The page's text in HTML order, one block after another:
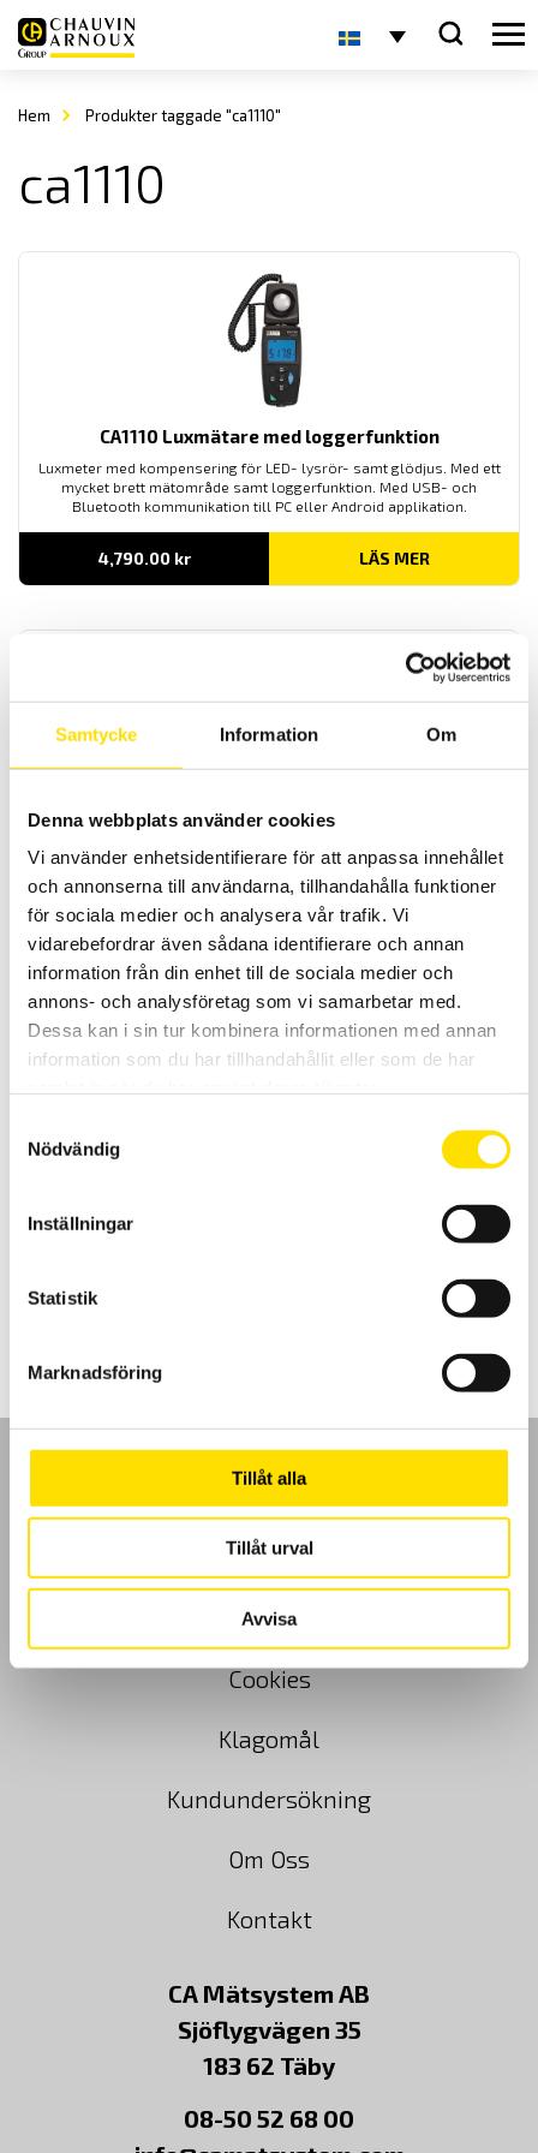
Samtycke Information Om
Denna webbplats använder cookies
Vi använder enhetsidentifierare för att anpassa innehållet
och annonserna till användarna, tillhandahålla funktioner
för sociala medier och analysera vår trafik. Vi
vidarebefordrar även sådana identifierare och annan
information från din enhet till de sociala medier och
annons- och analysföretag som vi samarbetar med.
Dessa kan i sin tur kombinera informationen med annan
information som du har tillhandahållit eller som de har
Nödvändig
Inställningar
Statistik
Marknadsföring
Tillåt alla
Tillåt urval
Avvisa
Hem Produkter taggade "ca1110"
ca1110
CA1110 Luxmätare med loggerfunktion
Luxmeter med kompensering för LED- lysrör- samt glödjus. Med ett
mycket brett mätområde samt loggerfunktion. Med USB- och
Bluetooth kommunikation till PC eller Android applikation.
4,790.00 kr LÄS MER
Dataview mjukvara
DATAView är en flerspråkig samt svensk mjukvara för konfigurering
och rapportgenerering och är speciellt utvecklad för att användas
till Chauvin-Arnoux mätinstrument med inspelningsfunktion.
LÄS MER
Multifix och Magnetfix är magneter för enkel upphängning av
260.00
GDPR
Köpvillkor
Cookies
Klagomål
Kundundersökning
Om Oss
Kontakt
CA Mätsystem AB
Sjöflygvägen 35
183 62 Täby
08-50 52 68 00